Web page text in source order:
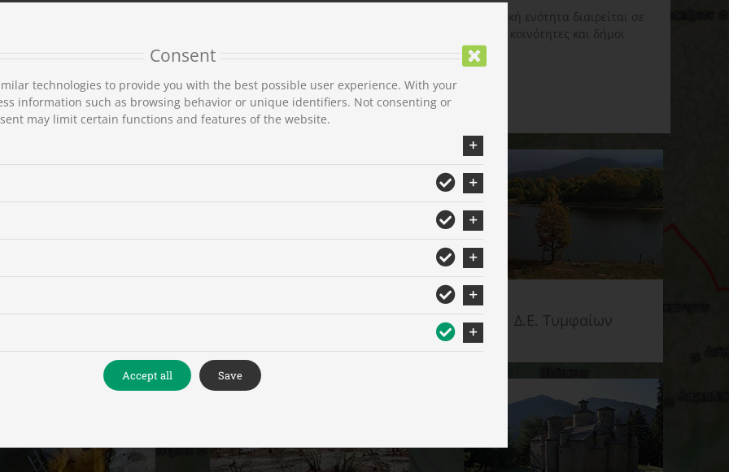
οι οποίες αντιστοιχούν στους 7 συγχωνευθέντες δήμους και κοινότητα. Κάθε δημοτική ενότητα διαιρείται σε
των καταργηθέντων ΟΤΑ. Οι σημερινές τοπικές κοινότητες του Δήμου, ήταν αυτόνομες κοινότητες και δήμοι
για τα αξιοθέατα και τις δραστηριότητες της κάθε μιας ξεχωριστά.
Δ.Ε. Τυμφαίων
Consent
technologies to provide you with the best possible user experience. With your
information such as browsing behavior or unique identifiers. Not consenting or
may limit certain functions and features of the website.
Accept all Save